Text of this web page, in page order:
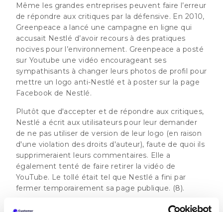
Même les grandes entreprises peuvent faire l’erreur
de répondre aux critiques par la défensive. En 2010,
Greenpeace a lancé une campagne en ligne qui
accusait Nestlé d’avoir recours à des pratiques
nocives pour l’environnement. Greenpeace a posté
sur Youtube une vidéo encourageant ses
sympathisants à changer leurs photos de profil pour
mettre un logo anti-Nestlé et à poster sur la page
Facebook de Nestlé.
Plutôt que d'accepter et de répondre aux critiques,
Nestlé a écrit aux utilisateurs pour leur demander
de ne pas utiliser de version de leur logo (en raison
d'une violation des droits d'auteur), faute de quoi ils
supprimeraient leurs commentaires. Elle a
également tenté de faire retirer la vidéo de
YouTube. Le tollé était tel que Nestlé a fini par
fermer temporairement sa page publique. (8).
Alors, comment faut-il répondre ? Apprenez les